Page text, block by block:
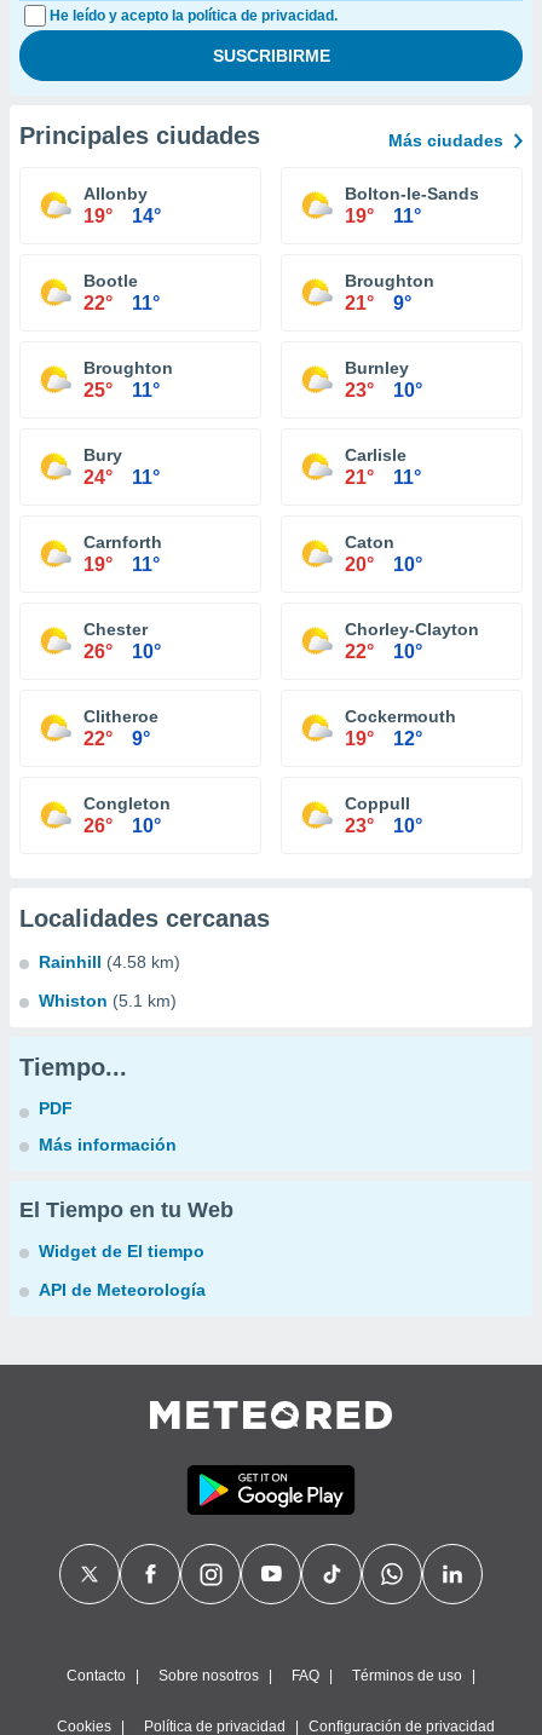
He leído y acepto la política de privacidad.
Principales ciudades Más ciudades
Allonby
19° 14°
Bolton-le-Sands
19° 11°
Bootle
22° 11°
Broughton
21° 9°
Broughton
25° 11°
Burnley
23° 10°
Bury
24° 11°
Carlisle
21° 11°
Carnforth
19° 11°
Caton
20° 10°
Chester
26° 10°
Chorley-Clayton
22° 10°
Clitheroe
22° 9°
Cockermouth
19° 12°
Congleton
26° 10°
Coppull
23° 10°
Localidades cercanas
Rainhill (4.58 km)
Whiston (5.1 km)
Tiempo...
PDF
Más información
El Tiempo en tu Web
Widget de El tiempo
API de Meteorología
Contacto Sobre nosotros FAQ Términos de uso
Cookies Política de privacidad Configuración de privacidad